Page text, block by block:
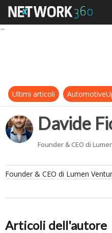
Ultimi articoli
Davide
Founder & CEO di
Founder & CEO di Lumen
Articoli dell'autore